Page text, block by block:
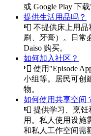
或 Google Play 下
提供生活用品吗？
📮 不提供床上用
刷、牙膏）。日常
Daiso 购买。
如何加入社区？
📮 使用"Episode
小组等。居民可创
物。
如何使用共享空间
📮 提供学习、烹饪
用。私人使用设施
和私人工作空间需